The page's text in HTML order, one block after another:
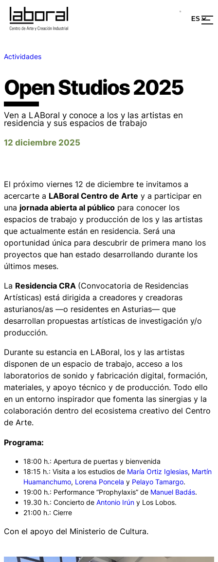
Actividades
Open Studios 2025
Ven a LABoral y conoce a los y las artistas en
residencia y sus espacios de trabajo
12 diciembre 2025
El próximo viernes 12 de diciembre te invitamos a
acercarte a LABoral Centro de Arte y a participar en
una jornada abierta al público para conocer los
espacios de trabajo y producción de los y las artistas
que actualmente están en residencia. Será una
oportunidad única para descubrir de primera mano los
proyectos que han estado desarrollando durante los
últimos meses.
La Residencia CRA (Convocatoria de Residencias
Artísticas) está dirigida a creadores y creadoras
asturianos/as —o residentes en Asturias— que
desarrollan propuestas artísticas de investigación y/o
producción.
Durante su estancia en LABoral, los y las artistas
disponen de un espacio de trabajo, acceso a los
laboratorios de sonido y fabricación digital, formación,
materiales, y apoyo técnico y de producción. Todo ello
en un entorno inspirador que fomenta las sinergias y la
colaboración dentro del ecosistema creativo del Centro
de Arte.
Programa:
18:00 h.: Apertura de puertas y bienvenida
18:15 h.: Visita a los estudios de María Ortiz Iglesias, Martín
Huamanchumo, Lorena Poncela y Pelayo Tamargo.
19:00 h.: Performance “Prophylaxis” de Manuel Badás.
19.30 h.: Concierto de Antonio Irún y Los Lobos.
21:00 h.: Cierre
Con el apoyo del Ministerio de Cultura.